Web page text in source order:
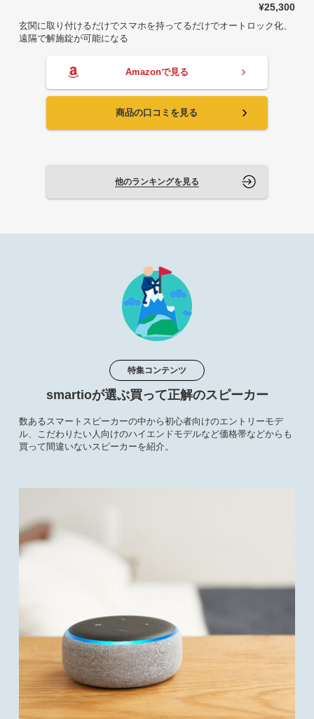
¥25,300
玄関に取り付けるだけでスマホを持ってるだけでオートロック化、
遠隔で解施錠が可能になる
Amazonで見る
商品の口コミを見る
他のランキングを見る
特集コンテンツ
smartioが選ぶ買って正解のスピーカー
数あるスマートスピーカーの中から初心者向けのエントリーモデ
ル、こだわりたい人向けのハイエンドモデルなど価格帯などからも
買って間違いないスピーカーを紹介。